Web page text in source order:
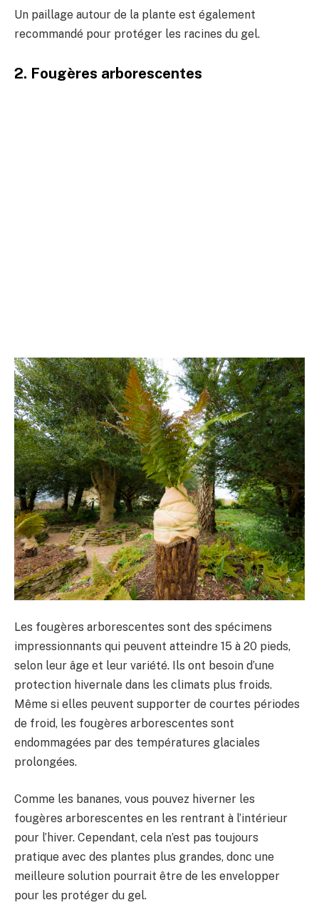
Un paillage autour de la plante est également
recommandé pour protéger les racines du gel.
2. Fougères arborescentes
Les fougères arborescentes sont des spécimens
impressionnants qui peuvent atteindre 15 à 20 pieds,
selon leur âge et leur variété. Ils ont besoin d’une
protection hivernale dans les climats plus froids.
Même si elles peuvent supporter de courtes périodes
de froid, les fougères arborescentes sont
endommagées par des températures glaciales
prolongées.
Comme les bananes, vous pouvez hiverner les
fougères arborescentes en les rentrant à l’intérieur
pour l’hiver. Cependant, cela n’est pas toujours
pratique avec des plantes plus grandes, donc une
meilleure solution pourrait être de les envelopper
pour les protéger du gel.